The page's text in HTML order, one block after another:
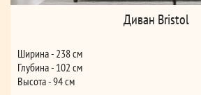
Диван Bristol
Ширина - 238 см
Глубина - 102 см
Высота - 94 см